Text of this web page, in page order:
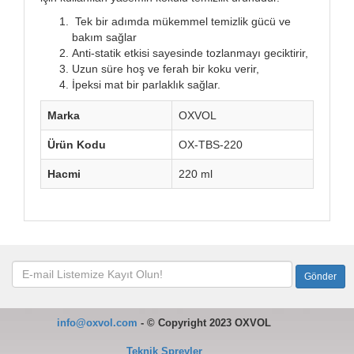
Tek bir adımda mükemmel temizlik gücü ve
bakım sağlar
Anti-statik etkisi sayesinde tozlanmayı geciktirir,
Uzun süre hoş ve ferah bir koku verir,
İpeksi mat bir parlaklık sağlar.
Marka OXVOL
Ürün Kodu OX-TBS-220
Hacmi 220 ml
info@oxvol.com -©Copyright 2023 OXVOL
Teknik Spreyler